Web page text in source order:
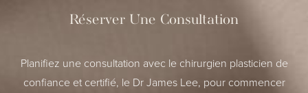
Réserver Une Consultation
Planifiez une consultation avec le chirurgien plasticien de
confiance et certifié, le Dr James Lee, pour commencer